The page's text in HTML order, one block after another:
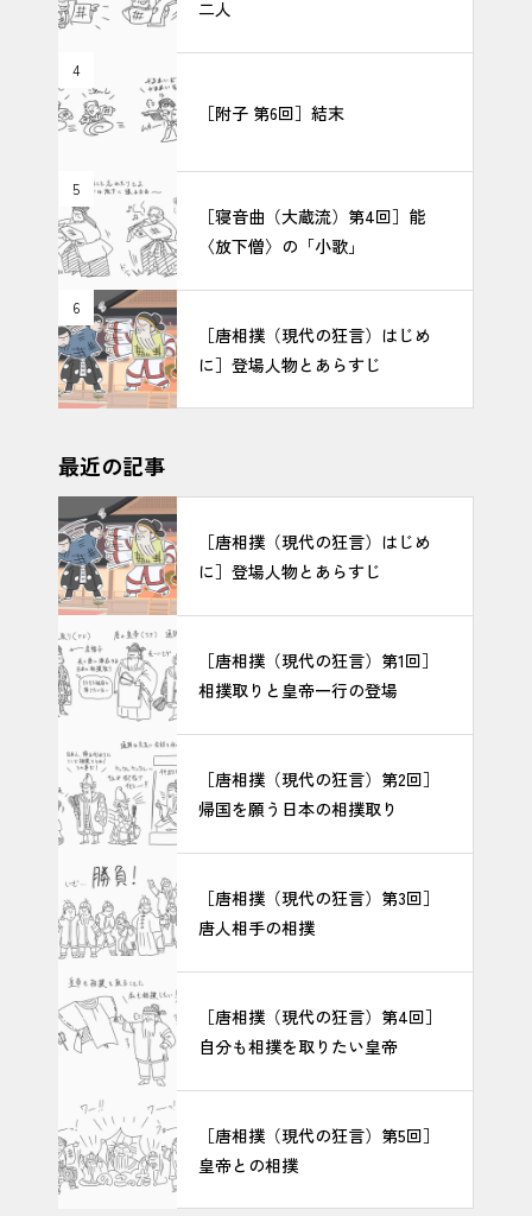
二人
4
［附子 第6回］結末
5
［寝音曲（大蔵流）第4回］能
〈放下僧〉の「小歌」
6
［唐相撲（現代の狂言）はじめ
に］登場人物とあらすじ
最近の記事
［唐相撲（現代の狂言）はじめ
に］登場人物とあらすじ
［唐相撲（現代の狂言）第1回］
相撲取りと皇帝一行の登場
［唐相撲（現代の狂言）第2回］
帰国を願う日本の相撲取り
［唐相撲（現代の狂言）第3回］
唐人相手の相撲
［唐相撲（現代の狂言）第4回］
自分も相撲を取りたい皇帝
［唐相撲（現代の狂言）第5回］
皇帝との相撲